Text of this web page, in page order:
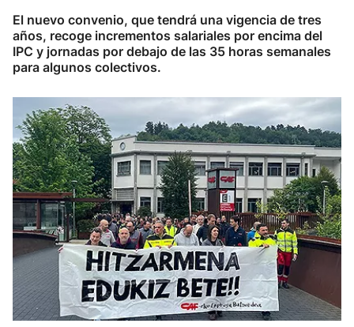
El nuevo convenio, que tendrá una vigencia de tres
años, recoge incrementos salariales por encima del
IPC y jornadas por debajo de las 35 horas semanales
para algunos colectivos.